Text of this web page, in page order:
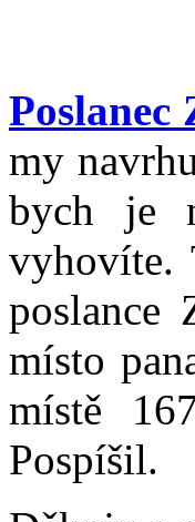
my
bych je
vyhovíte.
poslance
místo
místě
Pospíšil.